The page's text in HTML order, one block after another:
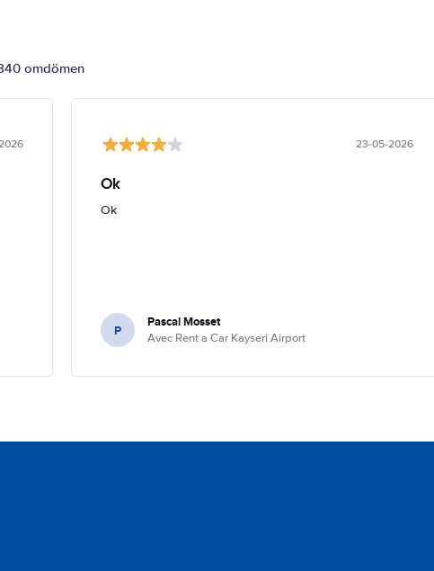
omdömen
23-05-2026
Ok
Ok
P Pascal Mosset
Avec Rent a Car Kayseri Airport